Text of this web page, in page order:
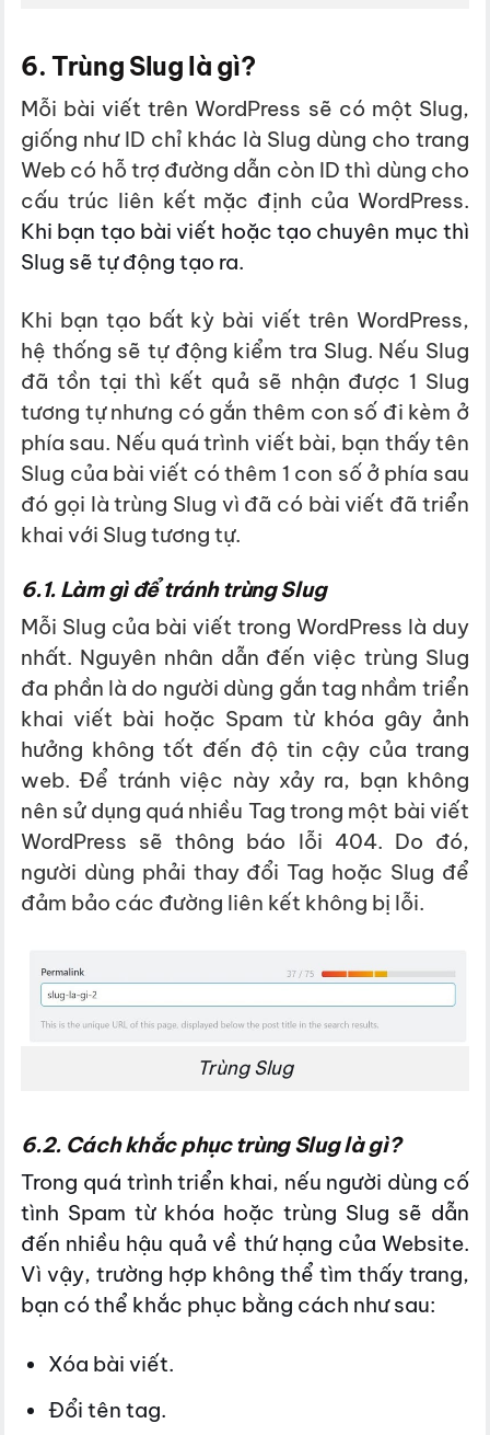
6. Trùng Slug là gì?
Mỗi bài viết trên WordPress sẽ có một Slug,
giống như ID chỉ khác là Slug dùng cho trang
Web có hỗ trợ đường dẫn còn ID thì dùng cho
cấu trúc liên kết mặc định của WordPress.
Khi bạn tạo bài viết hoặc tạo chuyên mục thì
Slug sẽ tự động tạo ra.
Khi bạn tạo bất kỳ bài viết trên WordPress,
hệ thống sẽ tự động kiểm tra Slug. Nếu Slug
đã tồn tại thì kết quả sẽ nhận được 1 Slug
tương tự nhưng có gắn thêm con số đi kèm ở
phía sau. Nếu quá trình viết bài, bạn thấy tên
Slug của bài viết có thêm 1 con số ở phía sau
đó gọi là trùng Slug vì đã có bài viết đã triển
khai với Slug tương tự.
6.1. Làm gì để tránh trùng Slug
Mỗi Slug của bài viết trong WordPress là duy
nhất. Nguyên nhân dẫn đến việc trùng Slug
đa phần là do người dùng gắn tag nhầm triển
khai viết bài hoặc Spam từ khóa gây ảnh
hưởng không tốt đến độ tin cậy của trang
web.Để tránh việc này xảy ra, bạn không
nên sử dụng quá nhiều Tag trong một bài viết
WordPress sẽ thông báo lỗi 404. Do đó,
người dùng phải thay đổi Tag hoặc Slug để
đảm bảo các đường liên kết không bị lỗi.
Trùng Slug
6.2. Cách khắc phục trùng Slug là gì?
Trong quá trình triển khai, nếu người dùng cố
tình Spam từ khóa hoặc trùng Slug sẽ dẫn
đến nhiều hậu quả về thứ hạng của Website.
Vì vậy, trường hợp không thể tìm thấy trang,
bạn có thể khắc phục bằng cách như sau:
Xóa bài viết.
Đổi tên tag.